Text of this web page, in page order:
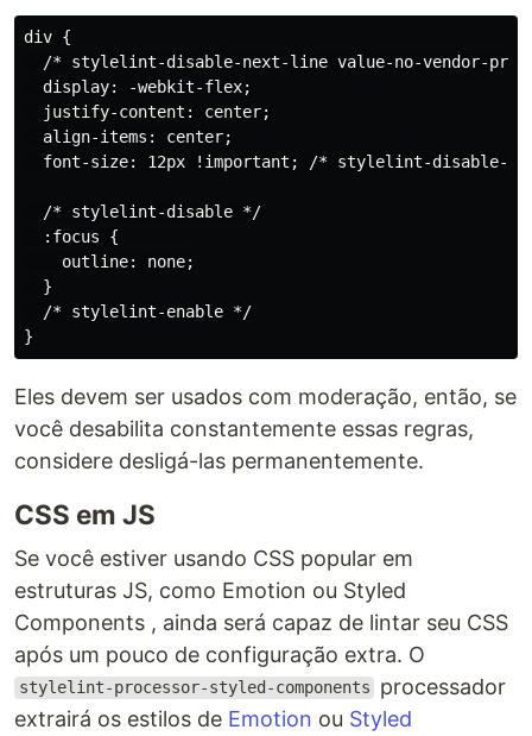
div {
/* stylelint-disable-next-line value-no-vendor-
  display: -webkit-flex;
  justify-content: center;
  align-items: center;
font-size: 12px !important; /* stylelint-disable-
  /* stylelint-disable */
  :focus {
    outline: none;
  }
  /* stylelint-enable */
Eles devem ser usados ​​com moderação, então, se
você desabilita constantemente essas regras,
considere desligá-las permanentemente.
CSS em JS
Se você estiver usando CSS popular em
estruturas JS, como Emotion ou Styled
Components , ainda será capaz de lintar seu CSS
após um pouco de configuração extra. O
stylelint-processor-styled-components
processador
extrairá os estilos de Emotion ou Styled